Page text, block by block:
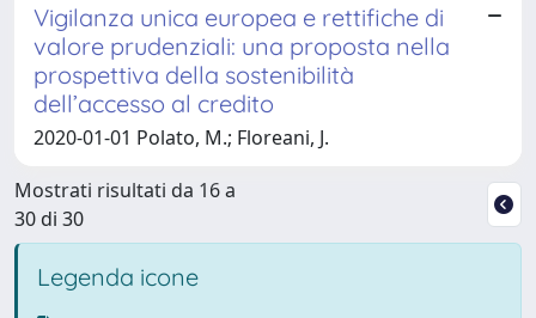
Vigilanza unica europea e rettifiche di
valore prudenziali: una proposta nella
prospettiva della sostenibilità
dell’accesso al credito
2020-01-01 Polato, M.; Floreani, J.
Mostrati risultati da 16 a
30 di 30
Legenda icone